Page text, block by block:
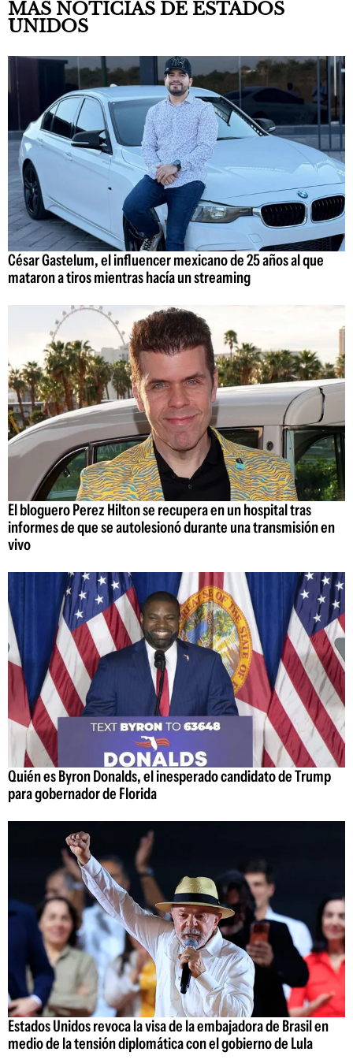
MÁS NOTICIAS DE ESTADOS
UNIDOS
César Gastelum, el influencer mexicano de 25 años al que
mataron a tiros mientras hacía un streaming
El bloguero Perez Hilton se recupera en un hospital tras
informes de que se autolesionó durante una transmisión en
vivo
Quién es Byron Donalds, el inesperado candidato de Trump
para gobernador de Florida
Estados Unidos revoca la visa de la embajadora de Brasil en
medio de la tensión diplomática con el gobierno de Lula